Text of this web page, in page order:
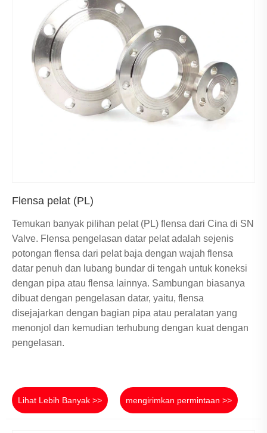
Flensa pelat (PL)
Temukan banyak pilihan pelat (PL) flensa dari Cina di SN
Valve. Flensa pengelasan datar pelat adalah sejenis
potongan flensa dari pelat baja dengan wajah flensa
datar penuh dan lubang bundar di tengah untuk koneksi
dengan pipa atau flensa lainnya. Sambungan biasanya
dibuat dengan pengelasan datar, yaitu, flensa
disejajarkan dengan bagian pipa atau peralatan yang
menonjol dan kemudian terhubung dengan kuat dengan
pengelasan.
Lihat Lebih Banyak >> mengirimkan permintaan >>